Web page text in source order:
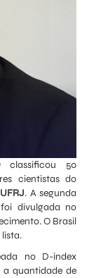
classificou 50
cientistas do
. A segunda
divulgada no
O Brasil
no D-index
a quantidade de